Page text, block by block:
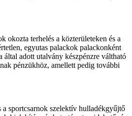
okozta terhelés a közterületeken és a
egyutas palackok palackonként
által adott utalvány készpénzre váltható
pénzükhöz, amellett pedig további
a sportcsarnok szelektív hulladékgyűjtő